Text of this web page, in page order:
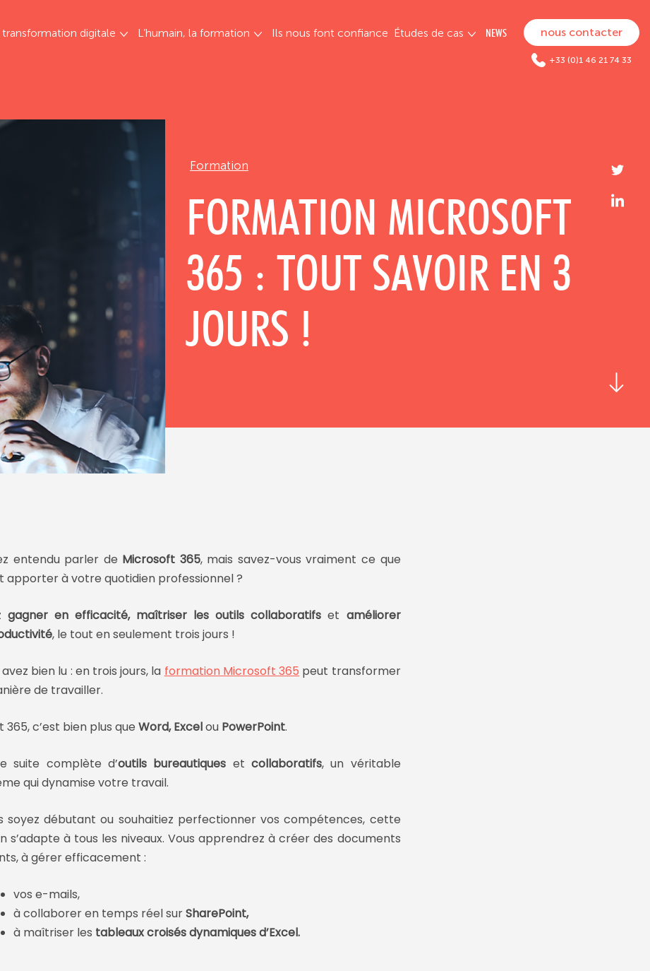
nous contacter
+33 (0)1 46 21 74 33
transformation digitale L’humain, la formation Ils nous font confiance Études de cas NEWS
Formation
FORMATION MICROSOFT
365 : TOUT SAVOIR EN 3
JOURS !
entendu parler de Microsoft 365, mais savez-vous vraiment ce que
apporter à votre quotidien professionnel ?
gagner en efficacité, maîtriser les outils collaboratifs et améliorer
, le tout en seulement trois jours !
avez bien lu : en trois jours, la formation Microsoft 365 peut transformer
de travailler.
365, c’est bien plus que Word, Excelou PowerPoint.
suite complète d’outils bureautiques et collaboratifs, un véritable
qui dynamise votre travail.
soyez débutant ou souhaitiez perfectionner vos compétences, cette
s’adapte à tous les niveaux. Vous apprendrez à créer des documents
à gérer efficacement :
vos e-mails,
à collaborer en temps réel surSharePoint,
à maîtriser les tableaux croisés dynamiques d’Excel.